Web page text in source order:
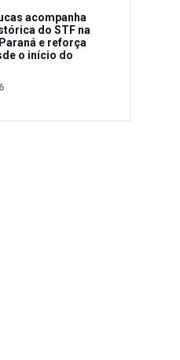
acompanha
do STF na
e reforça
o início do